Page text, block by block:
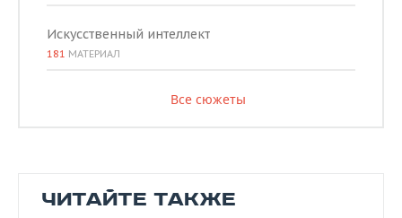
Искусственный интеллект
181 МАТЕРИАЛ
Все сюжеты
ЧИТАЙТЕ ТАКЖЕ